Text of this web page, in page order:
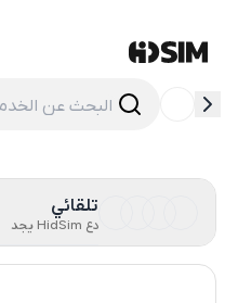
تلقائي
دع HidSim يجد